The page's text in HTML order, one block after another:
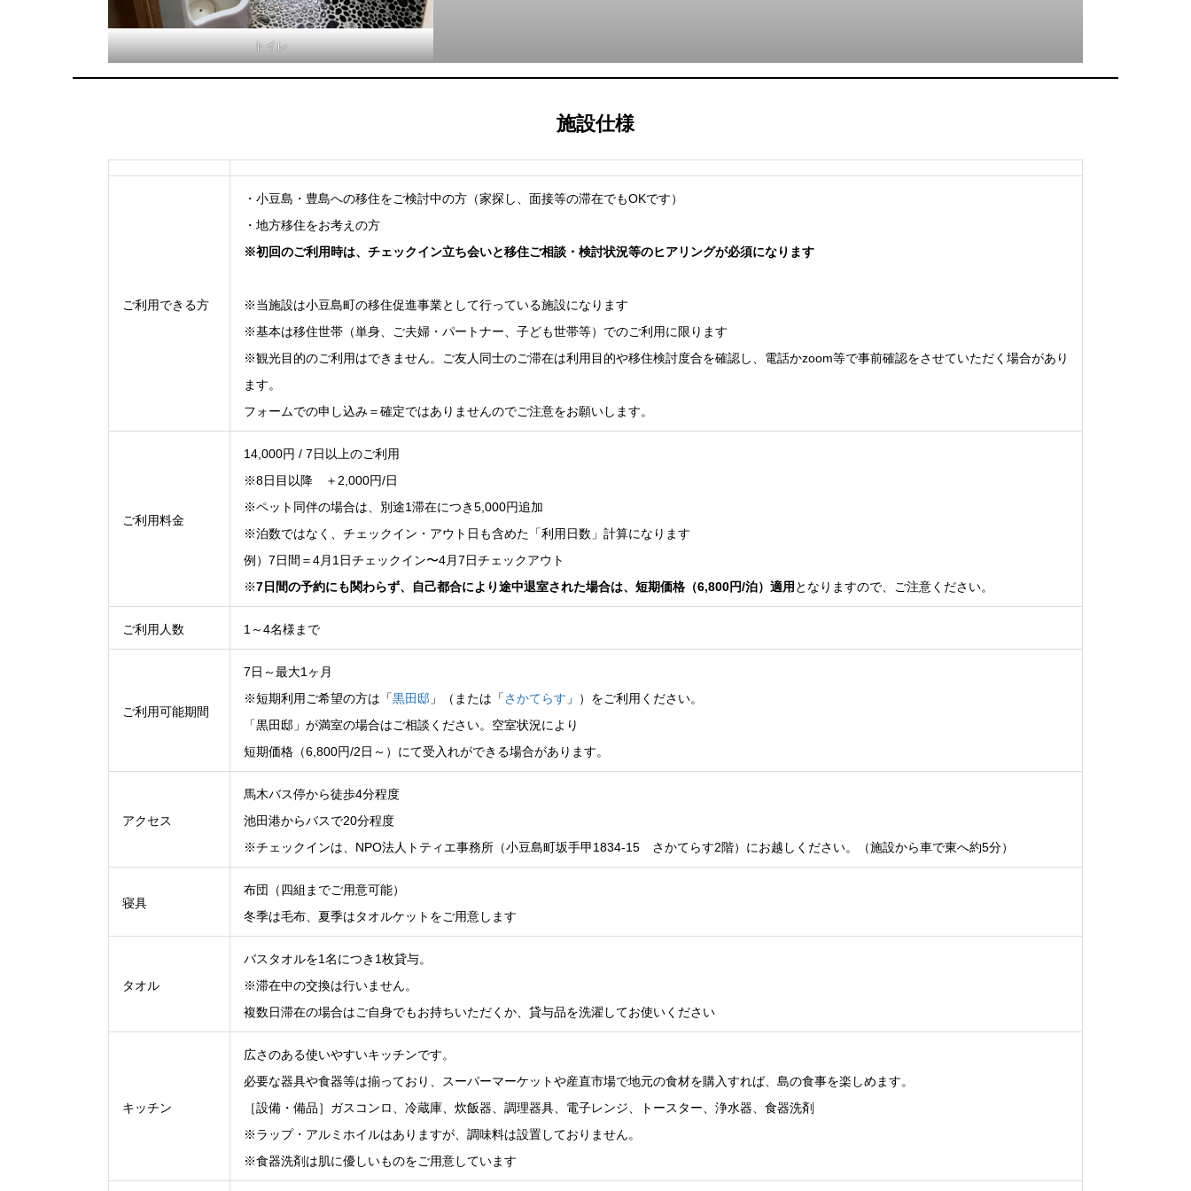
トイレ
施設仕様
ご利用できる方
・小豆島・豊島への移住をご検討中の方（家探し、面接等の滞在でもOKです）
・地方移住をお考えの方
※初回のご利用時は、チェックイン立ち会いと移住ご相談・検討状況等のヒアリングが必須になります
※当施設は小豆島町の移住促進事業として行っている施設になります
※基本は移住世帯（単身、ご夫婦・パートナー、子ども世帯等）でのご利用に限ります
※観光目的のご利用はできません。ご友人同士のご滞在は利用目的や移住検討度合を確認し、電話かzoom等で事前確認をさせていただく場合があり
ます。
フォームでの申し込み＝確定ではありませんのでご注意をお願いします。
ご利用料金
14,000円 / 7日以上のご利用
※8日目以降 ＋2,000円/日
※ペット同伴の場合は、別途1滞在につき5,000円追加
※泊数ではなく、チェックイン・アウト日も含めた「利用日数」計算になります
例）7日間＝4月1日チェックイン〜4月7日チェックアウト
※7日間の予約にも関わらず、自己都合により途中退室された場合は、短期価格（6,800円/泊）適用 となりますので、ご注意ください。
ご利用人数 1～4名様まで
ご利用可能期間
7日～最大1ヶ月
※短期利用ご希望の方は「黒田邸 」（または「さかてらす 」）をご利用ください。
「黒田邸」が満室の場合はご相談ください。空室状況により
短期価格（6,800円/2日～）にて受入れができる場合があります。
アクセス
馬木バス停から徒歩4分程度
池田港からバスで20分程度
※チェックインは、NPO法人トティエ事務所（小豆島町坂手甲1834-15 さかてらす2階）にお越しください。（施設から車で東へ約5分）
寝具
布団（四組までご用意可能）
冬季は毛布、夏季はタオルケットをご用意します
タオル
バスタオルを1名につき1枚貸与。
※滞在中の交換は行いません。
複数日滞在の場合はご自身でもお持ちいただくか、貸与品を洗濯してお使いください
キッチン
広さのある使いやすいキッチンです。
必要な器具や食器等は揃っており、スーパーマーケットや産直市場で地元の食材を購入すれば、島の食事を楽しめます。
［設備・備品］ガスコンロ、冷蔵庫、炊飯器、調理器具、電子レンジ、トースター、浄水器、食器洗剤
※ラップ・アルミホイルはありますが、調味料は設置しておりません。
※食器洗剤は肌に優しいものをご用意しています